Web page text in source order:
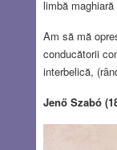
limbă
Am să mă
conducătorii
interbelică,
Jenő Szabó